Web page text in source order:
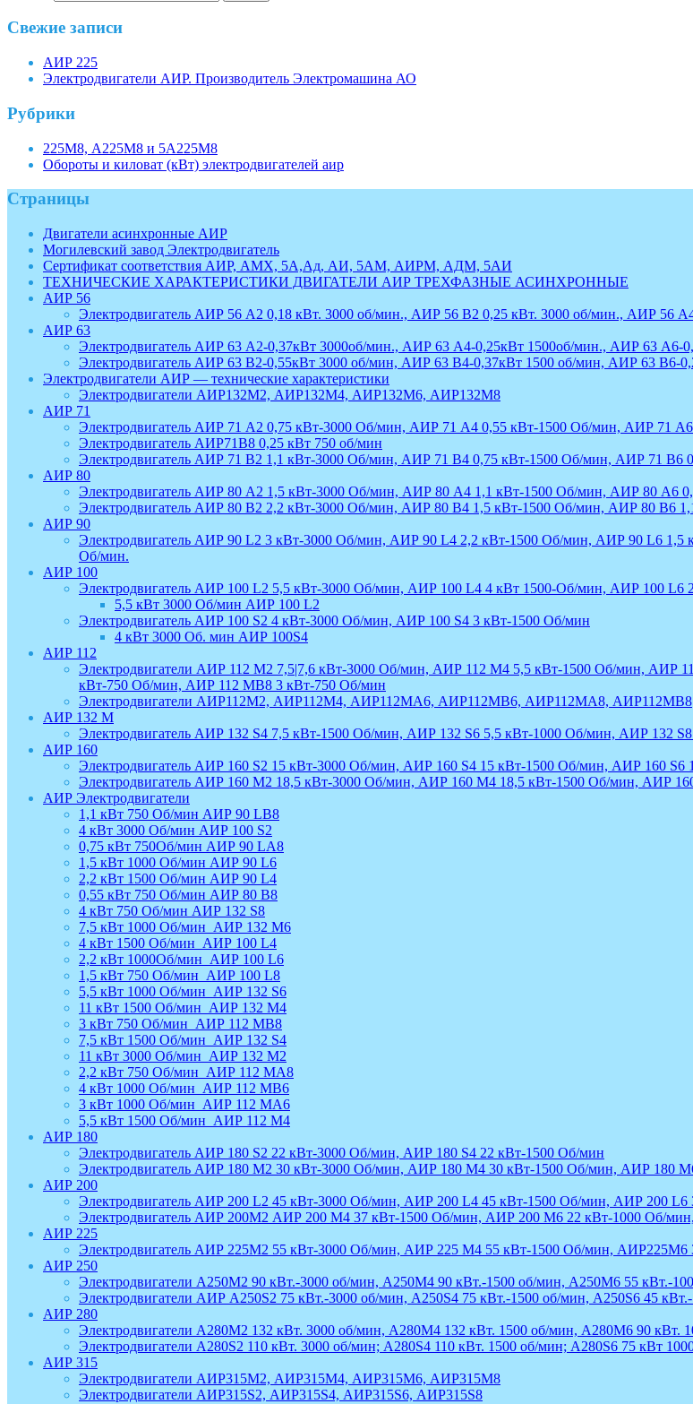
Свежие записи
АИР 225
Электродвигатели АИР. Производитель Электромашина АО
Рубрики
225М8, А225М8 и 5А225М8
Обороты и киловат (кВт) электродвигателей аир
Страницы
Двигатели асинхронные АИР
Могилевский завод Электродвигатель
Сертификат соответствия АИР, АМХ, 5А,Ад, АИ, 5АМ, АИРМ, АДМ, 5АИ
ТЕХНИЧЕСКИЕ ХАРАКТЕРИСТИКИ ДВИГАТЕЛИ АИР ТРЕХФАЗНЫЕ АСИНХРОННЫЕ
АИР 56
Электродвигатель АИР 56 А2 0,18 кВт. 3000 об/мин., АИР 56 В2 0,25 кВт. 3000 об/мин., АИР 56
АИР 63
Электродвигатель АИР 63 А2-0,37кВт 3000об/мин., АИР 63 А4-0,25кВт 1500об/мин., АИР 63 А6-
Электродвигатель АИР 63 В2-0,55кВт 3000 об/мин, АИР 63 В4-0,37кВт 1500 об/мин, АИР 63 В6-
Электродвигатели АИР — технические характеристики
Электродвигатели АИР132М2, АИР132М4, АИР132М6, АИР132М8
АИР 71
Электродвигатель АИР 71 А2 0,75 кВт-3000 Об/мин, АИР 71 А4 0,55 кВт-1500 Об/мин, АИР 71
Электродвигатель АИР71В8 0,25 кВт 750 об/мин
Электродвигатель АИР 71 В2 1,1 кВт-3000 Об/мин, АИР 71 В4 0,75 кВт-1500 Об/мин, АИР 71 В6
АИР 80
Электродвигатель АИР 80 А2 1,5 кВт-3000 Об/мин, АИР 80 А4 1,1 кВт-1500 Об/мин, АИР 80 А6
Электродвигатель АИР 80 В2 2,2 кВт-3000 Об/мин, АИР 80 В4 1,5 кВт-1500 Об/мин, АИР 80 В6
АИР 90
Электродвигатель АИР 90 L2 3 кВт-3000 Об/мин, АИР 90 L4 2,2 кВт-1500 Об/мин, АИР 90 L6
Об/мин.
АИР 100
Электродвигатель АИР 100 L2 5,5 кВт-3000 Об/мин, АИР 100 L4 4 кВт 1500-Об/мин, АИР 100
5,5 кВт 3000 Об/мин АИР 100 L2
Электродвигатель АИР 100 S2 4 кВт-3000 Об/мин, АИР 100 S4 3 кВт-1500 Об/мин
4 кВт 3000 Об. мин АИР 100S4
АИР 112
Электродвигатели АИР 112 М2 7,5|7,6 кВт-3000 Об/мин, АИР 112 М4 5,5 кВт-1500 Об/мин,
кВт-750 Об/мин, АИР 112 МВ8 3 кВт-750 Об/мин
Электродвигатели АИР112М2, АИР112М4, АИР112МА6, АИР112МВ6, АИР112МА8, АИР112МВ8
АИР 132 М
Электродвигатель АИР 132 S4 7,5 кВт-1500 Об/мин, АИР 132 S6 5,5 кВт-1000 Об/мин, АИР 132
АИР 160
Электродвигатель АИР 160 S2 15 кВт-3000 Об/мин, АИР 160 S4 15 кВт-1500 Об/мин, АИР 160
Электродвигатель АИР 160 М2 18,5 кВт-3000 Об/мин, АИР 160 М4 18,5 кВт-1500 Об/мин, АИР
АИР Электродвигатели
1,1 кВт 750 Об/мин АИР 90 LB8
4 кВт 3000 Об/мин АИР 100 S2
0,75 кВт 750Об/мин АИР 90 LA8
1,5 кВт 1000 Об/мин АИР 90 L6
2,2 кВт 1500 Об/мин АИР 90 L4
0,55 кВт 750 Об/мин АИР 80 В8
4 кВт 750 Об/мин АИР 132 S8
7,5 кВт 1000 Об/мин_АИР 132 М6
4 кВт 1500 Об/мин_АИР 100 L4
2,2 кВт 1000Об/мин_АИР 100 L6
1,5 кВт 750 Об/мин_АИР 100 L8
5,5 кВт 1000 Об/мин_АИР 132 S6
11 кВт 1500 Об/мин_АИР 132 М4
3 кВт 750 Об/мин_АИР 112 МВ8
7,5 кВт 1500 Об/мин_АИР 132 S4
11 кВт 3000 Об/мин_АИР 132 М2
2,2 кВт 750 Об/мин_АИР 112 МА8
4 кВт 1000 Об/мин_АИР 112 МВ6
3 кВт 1000 Об/мин_АИР 112 МА6
5,5 кВт 1500 Об/мин_АИР 112 М4
АИР 180
Электродвигатель АИР 180 S2 22 кВт-3000 Об/мин, АИР 180 S4 22 кВт-1500 Об/мин
Электродвигатель АИР 180 М2 30 кВт-3000 Об/мин, АИР 180 М4 30 кВт-1500 Об/мин, АИР 180
АИР 200
Электродвигатель АИР 200 L2 45 кВт-3000 Об/мин, АИР 200 L4 45 кВт-1500 Об/мин, АИР 200
Электродвигатель АИР 200М2 АИР 200 М4 37 кВт-1500 Об/мин, АИР 200 М6 22 кВт-1000 Об/
АИР 225
Электродвигатель АИР 225М2 55 кВт-3000 Об/мин, АИР 225 М4 55 кВт-1500 Об/мин,
АИР 250
Электродвигатели A250M2 90 кВт.-3000 об/мин, A250M4 90 кВт.-1500 об/мин, A250M6 55 кВт.-
Электродвигатели АИР А250S2 75 кВт.-3000 об/мин, A250S4 75 кВт.-1500 об/мин, A250S6 45
АИР 280
Электродвигатели A280M2 132 кВт. 3000 об/мин, A280M4 132 кВт. 1500 об/мин, A280M6 90 кВт.
Электродвигатели A280S2 110 кВт. 3000 об/мин; A280S4 110 кВт. 1500 об/мин; A280S6 75 кВт
АИР 315
Электродвигатели АИР315M2, АИР315M4, АИР315M6, АИР315M8
Электродвигатели АИР315S2, АИР315S4, АИР315S6, АИР315S8